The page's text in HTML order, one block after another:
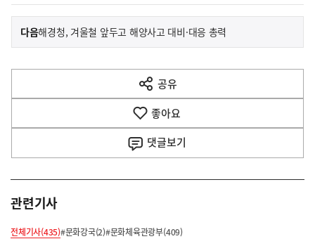
이
전
다
음
다음기
사
해경청, 겨울철 앞두고 해양사고 대비·대응 총력
공유
열
기
좋아요
댓글보기
관련기사
전체기사(435)#문화강국(2)#문화체육관광부(409)